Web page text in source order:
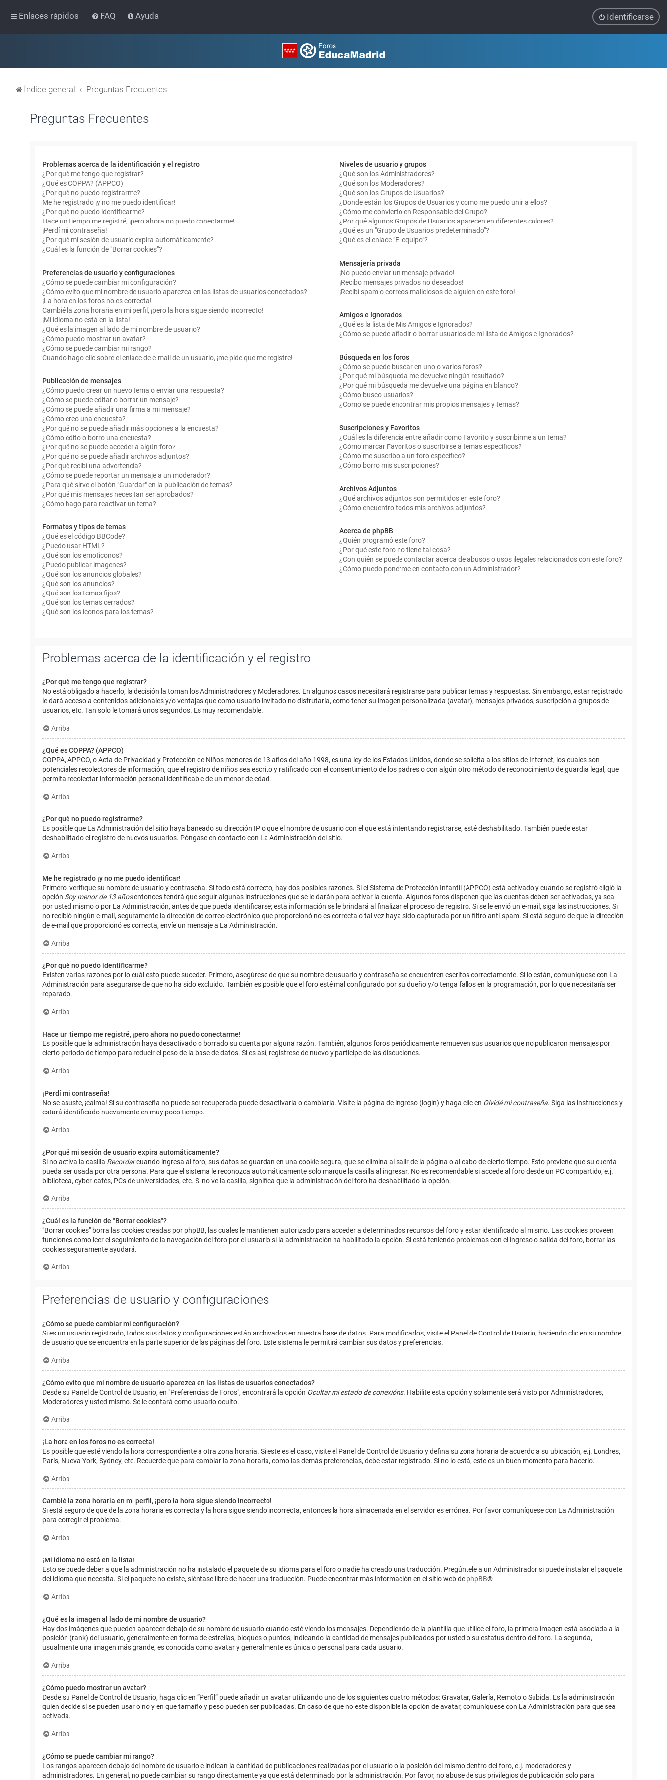
Enlaces rápidos FAQ Ayuda Identificarse
Índice general Preguntas Frecuentes
Preguntas Frecuentes
Problemas acerca de la identificación y el registro
¿Por qué me tengo que registrar?
¿Qué es COPPA? (APPCO)
¿Por qué no puedo registrarme?
Me he registrado ¡y no me puedo identificar!
¿Por qué no puedo identificarme?
Hace un tiempo me registré, ¡pero ahora no puedo conectarme!
¡Perdí mi contraseña!
¿Por qué mi sesión de usuario expira automáticamente?
¿Cuál es la función de "Borrar cookies"?
Preferencias de usuario y configuraciones
¿Cómo se puede cambiar mi configuración?
¿Cómo evito que mi nombre de usuario aparezca en las listas de usuarios conectados?
¡La hora en los foros no es correcta!
Cambié la zona horaria en mi perfil, ¡pero la hora sigue siendo incorrecto!
¡Mi idioma no está en la lista!
¿Qué es la imagen al lado de mi nombre de usuario?
¿Cómo puedo mostrar un avatar?
¿Cómo se puede cambiar mi rango?
Cuando hago clic sobre el enlace de e-mail de un usuario, ¡me pide que me registre!
Publicación de mensajes
¿Cómo puedo crear un nuevo tema o enviar una respuesta?
¿Cómo se puede editar o borrar un mensaje?
¿Cómo se puede añadir una firma a mi mensaje?
¿Cómo creo una encuesta?
¿Por qué no se puede añadir más opciones a la encuesta?
¿Cómo edito o borro una encuesta?
¿Por qué no se puede acceder a algún foro?
¿Por qué no se puede añadir archivos adjuntos?
¿Por qué recibí una advertencia?
¿Cómo se puede reportar un mensaje a un moderador?
¿Para qué sirve el botón "Guardar" en la publicación de temas?
¿Por qué mis mensajes necesitan ser aprobados?
¿Cómo hago para reactivar un tema?
Formatos y tipos de temas
¿Qué es el código BBCode?
¿Puedo usar HTML?
¿Qué son los emoticonos?
¿Puedo publicar imagenes?
¿Qué son los anuncios globales?
¿Qué son los anuncios?
¿Qué son los temas fijos?
¿Qué son los temas cerrados?
¿Qué son los iconos para los temas?
Niveles de usuario y grupos
¿Qué son los Administradores?
¿Qué son los Moderadores?
¿Qué son los Grupos de Usuarios?
¿Donde están los Grupos de Usuarios y como me puedo unir a ellos?
¿Cómo me convierto en Responsable del Grupo?
¿Por qué algunos Grupos de Usuarios aparecen en diferentes colores?
¿Qué es un "Grupo de Usuarios predeterminado"?
¿Qué es el enlace "El equipo"?
Mensajería privada
¡No puedo enviar un mensaje privado!
¡Recibo mensajes privados no deseados!
¡Recibí spam o correos maliciosos de alguien en este foro!
Amigos e Ignorados
¿Qué es la lista de Mis Amigos e Ignorados?
¿Cómo se puede añadir o borrar usuarios de mi lista de Amigos e Ignorados?
Búsqueda en los foros
¿Cómo se puede buscar en uno o varios foros?
¿Por qué mi búsqueda me devuelve ningún resultado?
¿Por qué mi búsqueda me devuelve una página en blanco?
¿Cómo busco usuarios?
¿Como se puede encontrar mis propios mensajes y temas?
Suscripciones y Favoritos
¿Cuál es la diferencia entre añadir como Favorito y suscribirme a un tema?
¿Cómo marcar Favoritos o suscribirse a temas específicos?
¿Cómo me suscribo a un foro específico?
¿Cómo borro mis suscripciones?
Archivos Adjuntos
¿Qué archivos adjuntos son permitidos en este foro?
¿Cómo encuentro todos mis archivos adjuntos?
Acerca de phpBB
¿Quién programó este foro?
¿Por qué este foro no tiene tal cosa?
¿Con quién se puede contactar acerca de abusos o usos ilegales relacionados con este foro?
¿Cómo puedo ponerme en contacto con un Administrador?
Problemas acerca de la identificación y el registro
¿Por qué me tengo que registrar?
No está obligado a hacerlo, la decisión la toman los Administradores y Moderadores. En algunos casos necesitará registrarse para publicar temas y respuestas. Sin embargo, estar registrado
le dará acceso a contenidos adicionales y/o ventajas que como usuario invitado no disfrutaría, como tener su imagen personalizada (avatar), mensajes privados, suscripción a grupos de
usuarios, etc. Tan solo le tomará unos segundos. Es muy recomendable.
Arriba
¿Qué es COPPA? (APPCO)
COPPA, APPCO, o Acta de Privacidad y Protección de Niños menores de 13 años del año 1998, es una ley de los Estados Unidos, donde se solicita a los sitios de Internet, los cuales son
potenciales recolectores de información, que el registro de niños sea escrito y ratificado con el consentimiento de los padres o con algún otro método de reconocimiento de guardia legal, que
permita recolectar información personal identificable de un menor de edad.
Arriba
¿Por qué no puedo registrarme?
Es posible que La Administración del sitio haya baneado su dirección IP o que el nombre de usuario con el que está intentando registrarse, esté deshabilitado. También puede estar
deshabilitado el registro de nuevos usuarios. Póngase en contacto con La Administración del sitio.
Arriba
Me he registrado ¡y no me puedo identificar!
Primero, verifique su nombre de usuario y contraseña. Si todo está correcto, hay dos posibles razones. Si el Sistema de Protección Infantil (APPCO) está activado y cuando se registró eligió la
opción Soy menor de 13 añosentonces tendrá que seguir algunas instrucciones que se le darán para activar la cuenta. Algunos foros disponen que las cuentas deben ser activadas, ya sea
por usted mismo o por La Administración, antes de que pueda identificarse; esta información se le brindará al finalizar el proceso de registro. Si se le envió un e-mail, siga las instrucciones. Si
no recibió ningún e-mail, seguramente la dirección de correo electrónico que proporcionó no es correcta o tal vez haya sido capturada por un filtro anti-spam. Si está seguro de que la dirección
de e-mail que proporcionó es correcta, envíe un mensaje a La Administración.
Arriba
¿Por qué no puedo identificarme?
Existen varias razones por lo cuál esto puede suceder. Primero, asegúrese de que su nombre de usuario y contraseña se encuentren escritos correctamente. Si lo están, comuníquese con La
Administración para asegurarse de que no ha sido excluido. También es posible que el foro esté mal configurado por su dueño y/o tenga fallos en la programación, por lo que necesitaría ser
reparado.
Arriba
Hace un tiempo me registré, ¡pero ahora no puedo conectarme!
Es posible que la administración haya desactivado o borrado su cuenta por alguna razón. También, algunos foros periódicamente remueven sus usuarios que no publicaron mensajes por
cierto periodo de tiempo para reducir el peso de la base de datos. Si es así, registrese de nuevo y participe de las discuciones.
Arriba
¡Perdí mi contraseña!
No se asuste, ¡calma! Si su contraseña no puede ser recuperada puede desactivarla o cambiarla. Visite la página de ingreso (login) y haga clic en Olvidé mi contraseña. Siga las instrucciones y
estará identificado nuevamente en muy poco tiempo.
Arriba
¿Por qué mi sesión de usuario expira automáticamente?
Si no activa la casilla Recordarcuando ingresa al foro, sus datos se guardan en una cookie segura, que se elimina al salir de la página o al cabo de cierto tiempo. Esto previene que su cuenta
pueda ser usada por otra persona. Para que el sistema le reconozca automáticamente solo marque la casilla al ingresar. No es recomendable si accede al foro desde un PC compartido, e.j.
biblioteca, cyber-cafés, PCs de universidades, etc. Si no ve la casilla, significa que la administración del foro ha deshabilitado la opción.
Arriba
¿Cuál es la función de "Borrar cookies"?
"Borrar cookies" borra las cookies creadas por phpBB, las cuales le mantienen autorizado para acceder a determinados recursos del foro y estar identificado al mismo. Las cookies proveen
funciones como leer el seguimiento de la navegación del foro por el usuario si la administración ha habilitado la opción. Si está teniendo problemas con el ingreso o salida del foro, borrar las
cookies seguramente ayudará.
Arriba
Preferencias de usuario y configuraciones
¿Cómo se puede cambiar mi configuración?
Si es un usuario registrado, todos sus datos y configuraciones están archivados en nuestra base de datos. Para modificarlos, visite el Panel de Control de Usuario; haciendo clic en su nombre
de usuario que se encuentra en la parte superior de las páginas del foro. Este sistema le permitirá cambiar sus datos y preferencias.
Arriba
¿Cómo evito que mi nombre de usuario aparezca en las listas de usuarios conectados?
Desde su Panel de Control de Usuario, en "Preferencias de Foros", encontrará la opción Ocultar mi estado de conexións. Habilite esta opción y solamente será visto por Administradores,
Moderadores y usted mismo. Se le contará como usuario oculto.
Arriba
¡La hora en los foros no es correcta!
Es posible que esté viendo la hora correspondiente a otra zona horaria. Si este es el caso, visite el Panel de Control de Usuario y defina su zona horaria de acuerdo a su ubicación, e.j. Londres,
París, Nueva York, Sydney, etc. Recuerde que para cambiar la zona horaria, como las demás preferencias, debe estar registrado. Si no lo está, este es un buen momento para hacerlo.
Arriba
Cambié la zona horaria en mi perfil, ¡pero la hora sigue siendo incorrecto!
Si está seguro de que de la zona horaria es correcta y la hora sigue siendo incorrecta, entonces la hora almacenada en el servidor es errónea. Por favor comuníquese con La Administración
para corregir el problema.
Arriba
¡Mi idioma no está en la lista!
Esto se puede deber a que la administración no ha instalado el paquete de su idioma para el foro o nadie ha creado una traducción. Pregúntele a un Administrador si puede instalar el paquete
del idioma que necesita. Si el paquete no existe, siéntase libre de hacer una traducción. Puede encontrar más información en el sitio web de phpBB®
Arriba
¿Qué es la imagen al lado de mi nombre de usuario?
Hay dos imágenes que pueden aparecer debajo de su nombre de usuario cuando esté viendo los mensajes. Dependiendo de la plantilla que utilice el foro, la primera imagen está asociada a la
posición (rank) del usuario, generalmente en forma de estrellas, bloques o puntos, indicando la cantidad de mensajes publicados por usted o su estatus dentro del foro. La segunda,
usualmente una imagen más grande, es conocida como avatar y generalmente es única o personal para cada usuario.
Arriba
¿Cómo puedo mostrar un avatar?
Desde su Panel de Control de Usuario, haga clic en “Perfil” puede añadir un avatar utilizando uno de los siguientes cuatro métodos: Gravatar, Galería, Remoto o Subida. Es la administración
quien decide si se pueden usar o no y en que tamaño y peso pueden ser publicadas. En caso de que no este disponible la opción de avatar, comuníquese con La Administración para que sea
activada.
Arriba
¿Cómo se puede cambiar mi rango?
Los rangos aparecen debajo del nombre de usuario e indican la cantidad de publicaciones realizadas por el usuario o la posición del mismo dentro del foro, e.j. moderadores y
administradores. En general, no puede cambiar su rango directamente ya que está determinado por la administración. Por favor, no abuse de sus privilegios de publicación solo para